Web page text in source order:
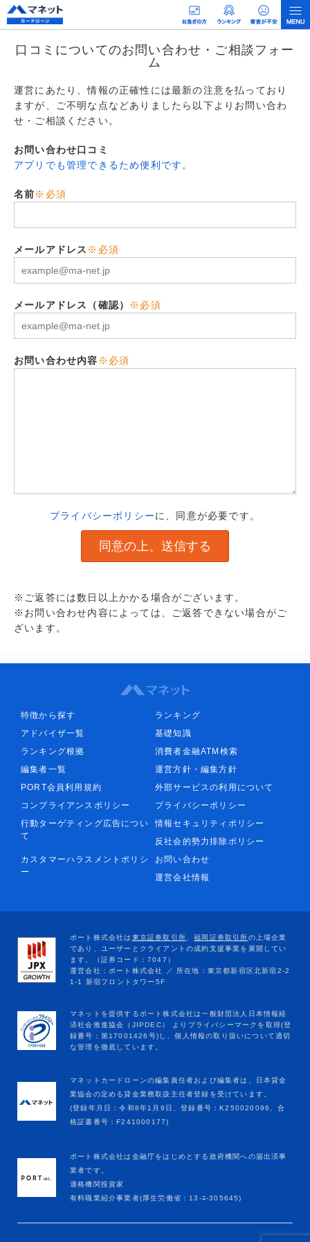
口コミについてのお問い合わせ・ご相談フォー
ム
運営にあたり、情報の正確性には最新の注意を払っており
ますが、ご不明な点などありましたら以下よりお問い合わ
せ・ご相談ください。
お問い合わせ口コミ
アプリでも管理できるため便利です。
名前※必須
メールアドレス ※必須
メールアドレス（確認） ※必須
お問い合わせ内容 ※必須
プライバシーポリシーに、同意が必要です。
※ご返答には数日以上かかる場合がございます。
※お問い合わせ内容によっては、ご返答できない場合がご
ざいます。
特徴から探す
ランキング
アドバイザ一覧
基礎知識
ランキング根拠
消費者金融ATM検索
編集者一覧
運営方針・編集方針
PORT会員利用規約
外部サービスの利用について
コンプライアンスポリシー
プライバシーポリシー
行動ターゲティング広告につい
て
情報セキュリティポリシー
反社会的勢力排除ポリシー
カスタマーハラスメントポリシ
ー
お問い合わせ
運営会社情報
マネットカードローンの編集責任者および編集者は、日本貸金
業協会の定める貸金業務取扱主任者登録を受けています。
(登録年月日：令和8年1月9日、登録番号：K250020096、合
格証書番号：F241000177)
ポート株式会社は金融庁をはじめとする政府機関への届出済事
業者です。
適格機関投資家
有料職業紹介事業者(厚生労働省：13-ﾕ-305645)